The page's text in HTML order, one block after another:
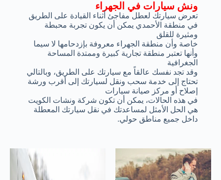
ونش سيارات في الجهراء
تعرض سيارتك لعطل مفاجئ أثناء القيادة على الطريق
في منطقة الأحمدي يمكن أن يكون تجربة محبطة
ومثيرة للقلق
خاصة وأن منطقة الجهراء معروفة بإزدحامها لا سيما
وأنها تعتبر منطقة تجارية كبيرة وممتدة المساحة
الجغرافية
وقد تجد نفسك عالقاً مع سيارتك على الطريق، وبالتالي
تحتاج إلى خدمة سحب ونقل لسيارتك إلى أقرب ورشة
إصلاح أو مركز صيانة سيارات
في هذه الحالات، يمكن أن تكون شركة ونشات الكويت
هي الحل الأمثل لمساعدتك في نقل سيارتك المعطلة
داخل جميع مناطق حولي.